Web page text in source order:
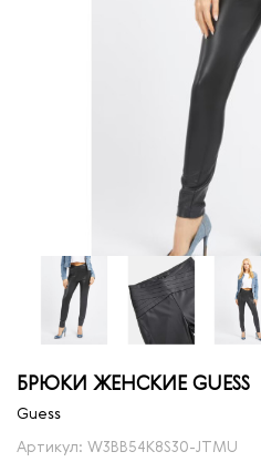
БРЮКИ ЖЕНСКИЕ GUESS
Guess
Артикул: W3BB54K8S30-JTMU